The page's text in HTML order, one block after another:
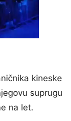
kineske
suprugu
na let.